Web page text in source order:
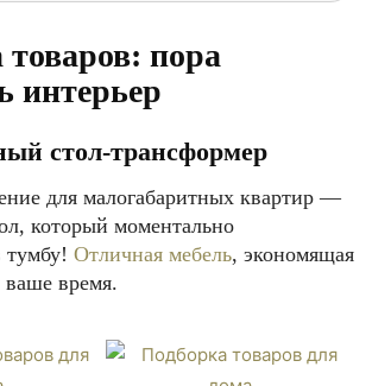
пора
интерьер
стол-трансформер
для малогабаритных квартир —
который моментально
тумбу! Отличная мебель, экономящая
ваше время.